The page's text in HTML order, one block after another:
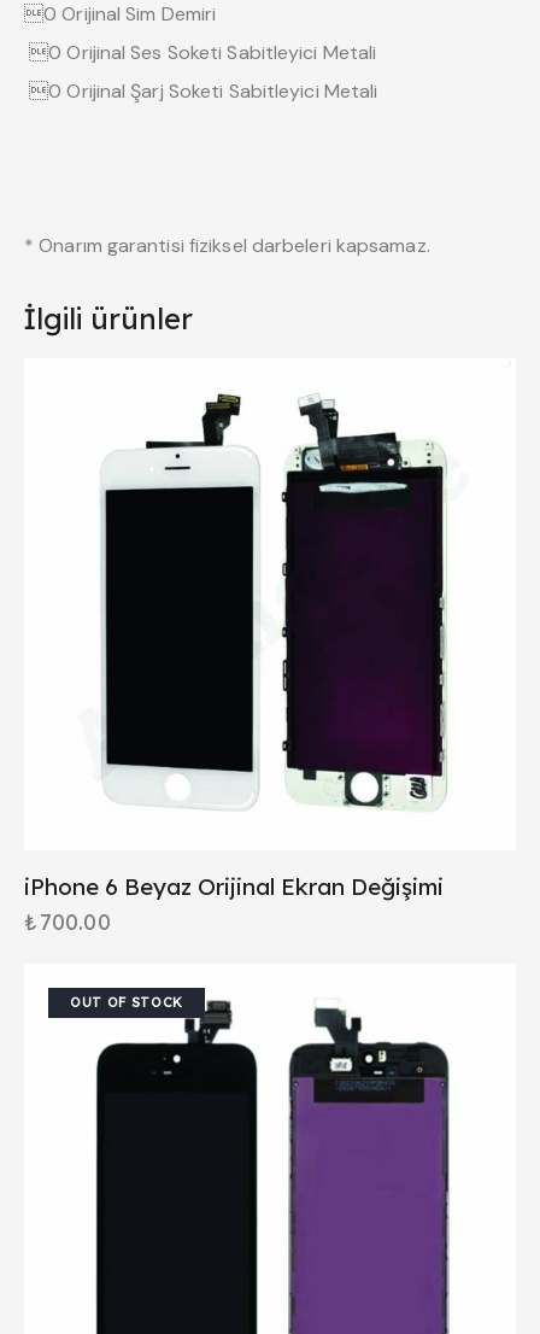
0 Orijinal Sim Demiri
0 Orijinal Ses Soketi Sabitleyici Metali
0 Orijinal Şarj Soketi Sabitleyici Metali
* Onarım garantisi fiziksel darbeleri kapsamaz.
İlgili ürünler
iPhone 6 Beyaz Orijinal Ekran Değişimi
₺700.00
OUT OF STOCK